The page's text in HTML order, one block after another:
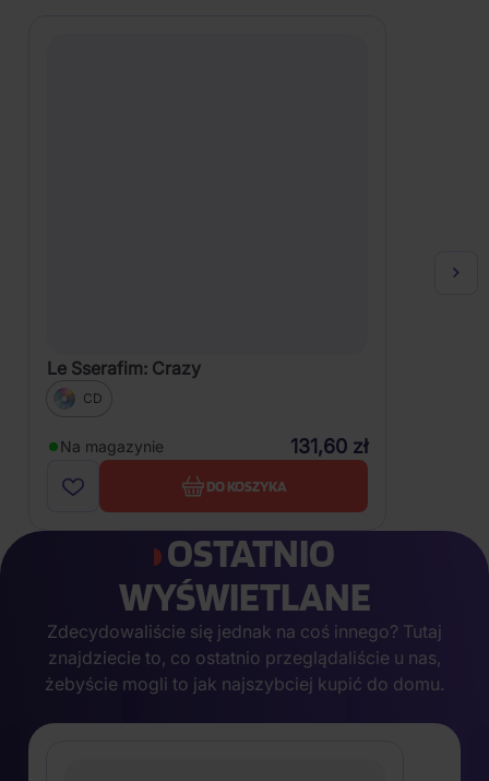
Le Sserafim: Crazy
CD
Na magazynie 131,60 zł
DO KOSZYKA
OSTATNIO
WYŚWIETLANE
Zdecydowaliście się jednak na coś innego? Tutaj
znajdziecie to, co ostatnio przeglądaliście u nas,
żebyście mogli to jak najszybciej kupić do domu.